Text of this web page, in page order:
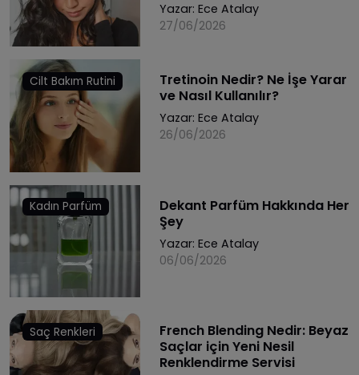
Yazar: Ece Atalay
27/06/2026
Cilt Bakım Rutini
Tretinoin Nedir? Ne İşe Yarar
ve Nasıl Kullanılır?
Yazar: Ece Atalay
26/06/2026
Kadın Parfüm
Dekant Parfüm Hakkında Her
Şey
Yazar: Ece Atalay
06/06/2026
Saç Renkleri
French Blending Nedir: Beyaz
Saçlar için Yeni Nesil
Renklendirme Servisi